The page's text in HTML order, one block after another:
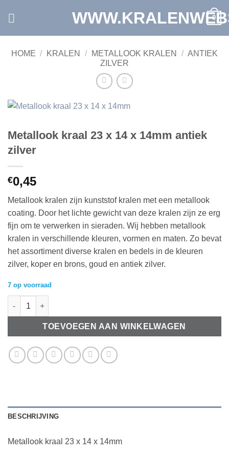
0
HOME / KRALEN / METALLOOK KRALEN / ANTIEK
ZILVER
Metallook kraal 23 x 14 x 14mm antiek
zilver
€0,45
Metallook kralen zijn kunststof kralen met een metallook
coating. Door het lichte gewicht van deze kralen zijn ze erg
fijn om te verwerken in sieraden. Wij hebben metallook
kralen in verschillende kleuren, vormen en maten. Zo bevat
het assortiment diverse kralen en bedels in de kleuren
zilver, koper en brons, goud en antiek zilver.
7 op voorraad
Metallook kraal 23 x 14 x 14mm antiek zilver aantal
TOEVOEGEN AAN WINKELWAGEN
BESCHRIJVING
Metallook kraal 23 x 14 x 14mm